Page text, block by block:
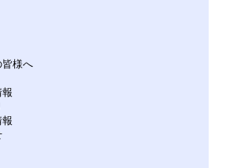
皆様へ